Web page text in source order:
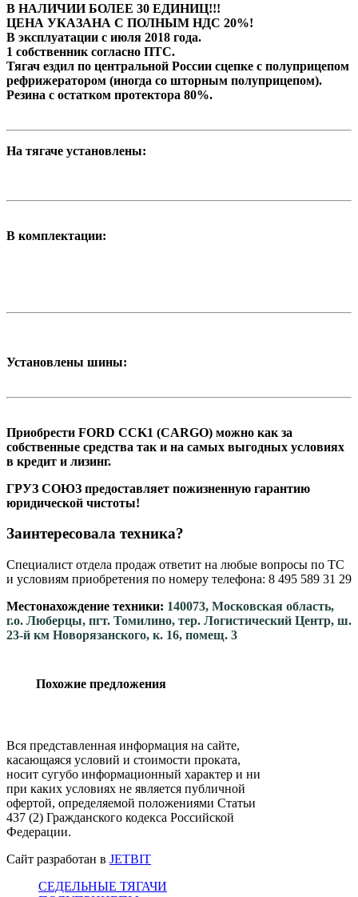
В НАЛИЧИИ БОЛЕЕ 30 ЕДИНИЦ!!!
ЦЕНА УКАЗАНА С ПОЛНЫМ НДС 20%!
В эксплуатации с июля 2018 года.
1 собственник согласно ПТС.
Тягач ездил по центральной России сцепке с полуприцепом
рефрижератором (иногда со шторным полуприцепом).
Резина с остатком протектора 80%.
На тягаче установлены:
В комплектации:
Установлены шины:
Приобрести FORD CCK1 (CARGO) можно как за
собственные средства так и на самых выгодных условиях
в кредит и лизинг.
ГРУЗ СОЮЗ предоставляет пожизненную гарантию
юридической чистоты!
Заинтересовала техника?
Специалист отдела продаж ответит на любые вопросы по ТС
и условиям приобретения по номеру телефона: 8 495 589 31 29
Местонахождение техники: 140073, Московская область,
г.о. Люберцы, пгт. Томилино, тер. Логистический Центр, ш.
23-й км Новорязанского, к. 16, помещ. 3
Похожие предложения
Вся представленная информация на сайте,
касающаяся условий и стоимости проката,
носит сугубо информационный характер и ни
при каких условиях не является публичной
офертой, определяемой положениями Статьи
437 (2) Гражданского кодекса Российской
Федерации.
Сайт разработан в JETBIT
СЕДЕЛЬНЫЕ ТЯГАЧИ